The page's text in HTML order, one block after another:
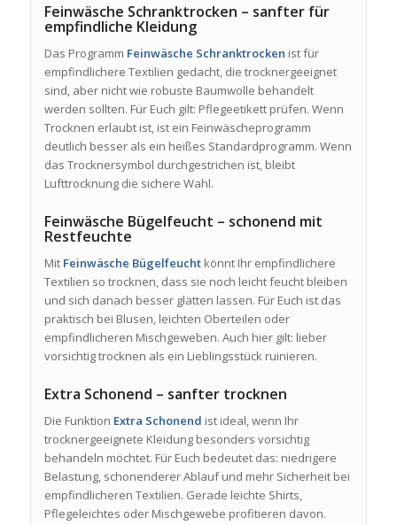
Feinwäsche Schranktrocken – sanfter für
empfindliche Kleidung
Das Programm Feinwäsche Schranktrocken ist für
empfindlichere Textilien gedacht, die trocknergeeignet
sind, aber nicht wie robuste Baumwolle behandelt
werden sollten. Für Euch gilt: Pflegeetikett prüfen. Wenn
Trocknen erlaubt ist, ist ein Feinwäscheprogramm
deutlich besser als ein heißes Standardprogramm. Wenn
das Trocknersymbol durchgestrichen ist, bleibt
Lufttrocknung die sichere Wahl.
Feinwäsche Bügelfeucht – schonend mit
Restfeuchte
Mit Feinwäsche Bügelfeuchtkönnt Ihr empfindlichere
Textilien so trocknen, dass sie noch leicht feucht bleiben
und sich danach besser glätten lassen. Für Euch ist das
praktisch bei Blusen, leichten Oberteilen oder
empfindlicheren Mischgeweben. Auch hier gilt: lieber
vorsichtig trocknen als ein Lieblingsstück ruinieren.
Extra Schonend – sanfter trocknen
Die Funktion Extra Schonend ist ideal, wenn Ihr
trocknergeeignete Kleidung besonders vorsichtig
behandeln möchtet. Für Euch bedeutet das: niedrigere
Belastung, schonenderer Ablauf und mehr Sicherheit bei
empfindlicheren Textilien. Gerade leichte Shirts,
Pflegeleichtes oder Mischgewebe profitieren davon.